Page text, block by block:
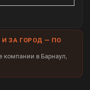
И ЗА ГОРОД — ПО
компании в Барнаул,